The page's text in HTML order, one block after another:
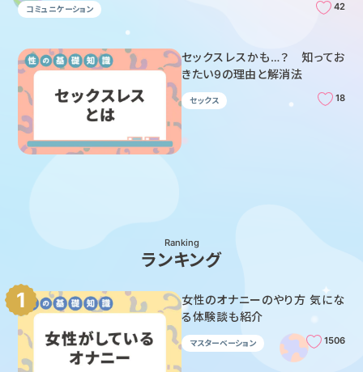
コミュニケーション 42
セックスレスかも…？ 知ってお
きたい9の理由と解消法
セックス 18
Ranking
ランキング
女性のオナニーのやり方 気にな
る体験談も紹介
マスターベーション 1506